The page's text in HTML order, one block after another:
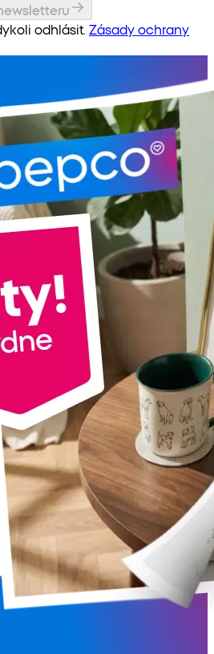
odhlásit. Zásady ochrany